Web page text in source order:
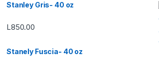
Stanley Gris- 40 oz
L850.00
Stanely Fuscia- 40 oz